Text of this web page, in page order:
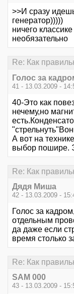
>>И сразу
генератор)))))
ничего
необязательно
Re: Как
Голос за
41 - 13.03.2009 -
40-Это как
нечему,но
А вот на
выбор пошире.
Re: Как
Дядя Миша
42 - 13.03.2009 -
Голос за
отдельным
да даже если
время столько
Re: Как
SAM 000
43 - 13.03.2009 -